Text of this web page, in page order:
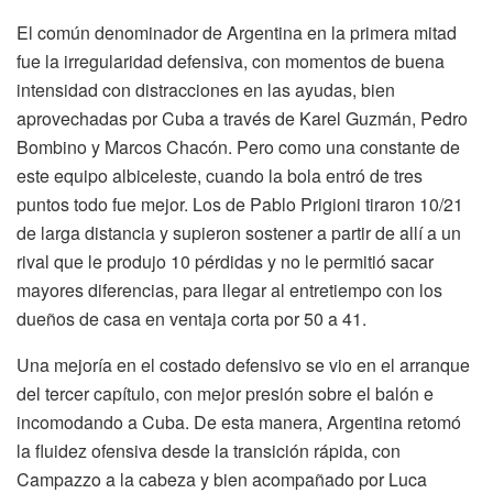
El común denominador de Argentina en la primera mitad
fue la irregularidad defensiva, con momentos de buena
intensidad con distracciones en las ayudas, bien
aprovechadas por Cuba a través de Karel Guzmán, Pedro
Bombino y Marcos Chacón. Pero como una constante de
este equipo albiceleste, cuando la bola entró de tres
puntos todo fue mejor. Los de Pablo Prigioni tiraron 10/21
de larga distancia y supieron sostener a partir de allí a un
rival que le produjo 10 pérdidas y no le permitió sacar
mayores diferencias, para llegar al entretiempo con los
dueños de casa en ventaja corta por 50 a 41.
Una mejoría en el costado defensivo se vio en el arranque
del tercer capítulo, con mejor presión sobre el balón e
incomodando a Cuba. De esta manera, Argentina retomó
la fluidez ofensiva desde la transición rápida, con
Campazzo a la cabeza y bien acompañado por Luca